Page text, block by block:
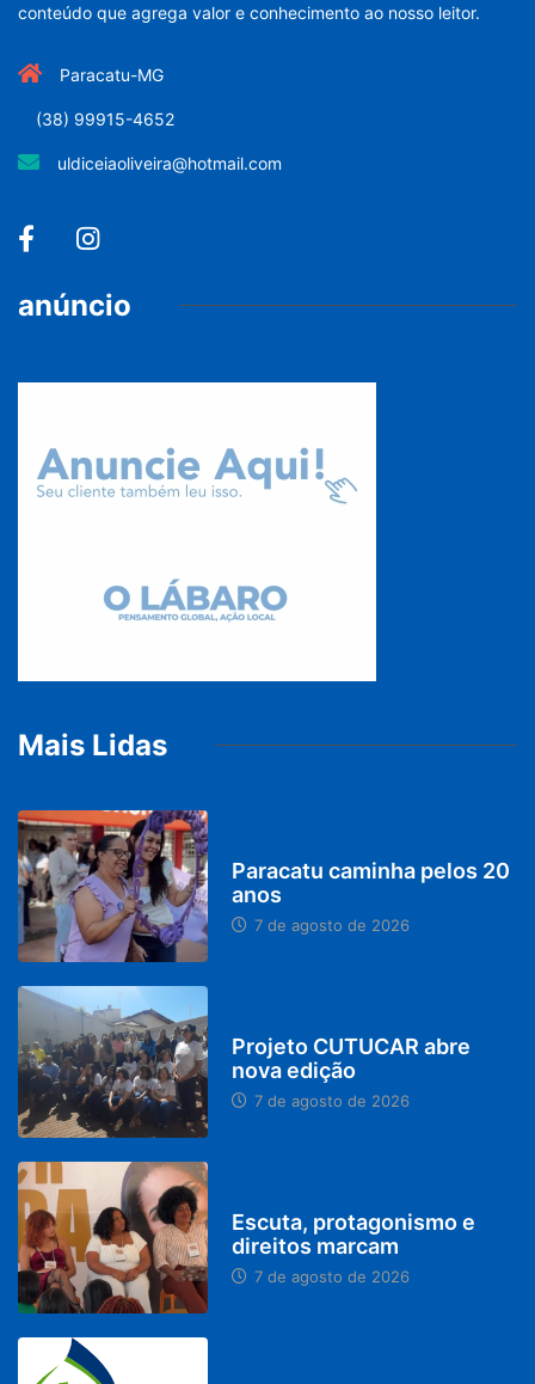
conteúdo que agrega valor e conhecimento ao nosso leitor.
Paracatu-MG
(38) 99915-4652
uldiceiaoliveira@hotmail.com
anúncio
Mais Lidas
Paracatu caminha pelos 20
anos
7 de agosto de 2026
Projeto CUTUCAR abre
nova edição
7 de agosto de 2026
Escuta, protagonismo e
direitos marcam
7 de agosto de 2026